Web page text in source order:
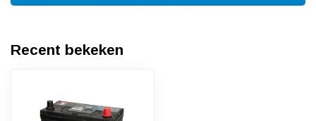
Recent bekeken